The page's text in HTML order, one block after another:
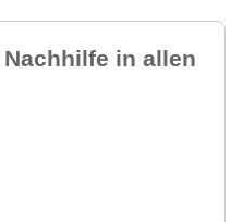
in allen